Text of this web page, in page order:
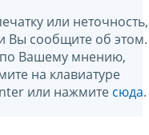
или неточность,
Вы сообщите об этом.
по Вашему мнению,
на клавиатуре
или нажмите сюда.